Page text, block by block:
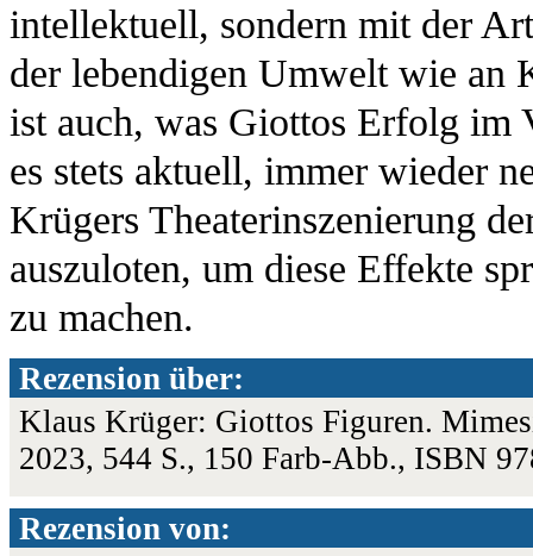
intellektuell, sondern mit der
der lebendigen Umwelt wie an
ist auch, was Giottos Erfolg im
es stets aktuell, immer wieder
Krügers Theaterinszenierung
auszuloten, um diese Effekte
zu machen.
Rezension über:
Klaus Krüger: Giottos Figuren.
2023, 544 S., 150 Farb-Abb., ISBN
Rezension von: